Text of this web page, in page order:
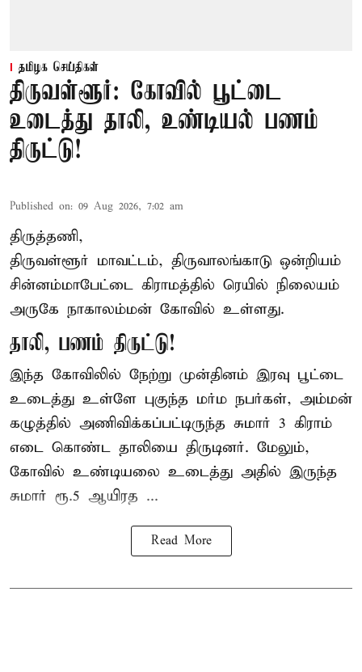
தமிழக செய்திகள்
திருவள்ளூர்: கோவில் பூட்டை
உடைத்து தாலி, உண்டியல் பணம்
திருட்டு!
Published on: 09 Aug 2026, 7:02 am
திருத்தணி,
திருவள்ளூர் மாவட்டம், திருவாலங்காடு ஒன்றியம்
சின்னம்மாபேட்டை கிராமத்தில் ரெயில் நிலையம்
அருகே நாகாலம்மன் கோவில் உள்ளது.
தாலி, பணம் திருட்டு!
இந்த கோவிலில் நேற்று முன்தினம் இரவு பூட்டை
உடைத்து உள்ளே புகுந்த மர்ம நபர்கள், அம்மன்
கழுத்தில் அணிவிக்கப்பட்டிருந்த சுமார் 3 கிராம்
எடை கொண்ட தாலியை திருடினர். மேலும்,
கோவில் உண்டியலை உடைத்து அதில் இருந்த
சுமார் ரூ.5 ஆயிரத ...
Read More